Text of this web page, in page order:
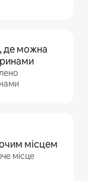
де можна
місцем
місце